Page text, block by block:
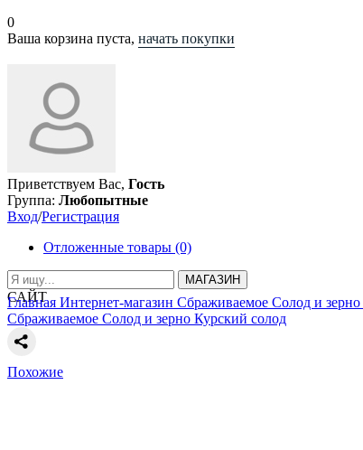
0
Ваша корзина пуста, начать покупки
Приветствуем Вас, Гость
Группа: Любопытные
Вход/Регистрация
Отложенные товары (0)
МАГАЗИН
САЙТ
Главная Интернет-магазин Сбраживаемое Солод и зерно
Сбраживаемое Солод и зерно Курский солод
Похожие